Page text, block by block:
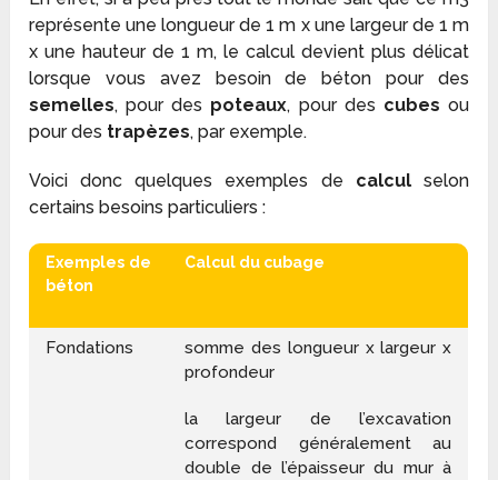
représente une longueur de 1 m x une largeur de 1 m
x une hauteur de 1 m, le calcul devient plus délicat
lorsque vous avez besoin de béton pour des
semelles, pour des poteaux, pour des cubes ou
pour des trapèzes, par exemple.
Voici donc quelques exemples de calcul selon
certains besoins particuliers :
Exemples de
béton
Calcul du cubage
Fondations
somme des longueur x largeur x
profondeur
la largeur de l’excavation
correspond généralement au
double de l’épaisseur du mur à